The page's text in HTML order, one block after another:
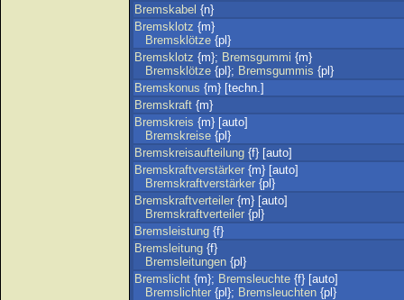
Bremskabel {n}
Bremsklotz {m}
Bremsklötze {pl}
Bremsklotz {m}; Bremsgummi {m}
Bremsklötze {pl}; Bremsgummis {pl}
Bremskonus {m} [techn.]
Bremskraft {m}
Bremskreis {m} [auto]
Bremskreise {pl}
Bremskreisaufteilung {f} [auto]
Bremskraftverstärker {m} [auto]
Bremskraftverstärker {pl}
Bremskraftverteiler {m} [auto]
Bremskraftverteiler {pl}
Bremsleistung {f}
Bremsleitung {f}
Bremsleitungen {pl}
Bremslicht {m}; Bremsleuchte {f} [auto]
Bremslichter {pl}; Bremsleuchten {pl}